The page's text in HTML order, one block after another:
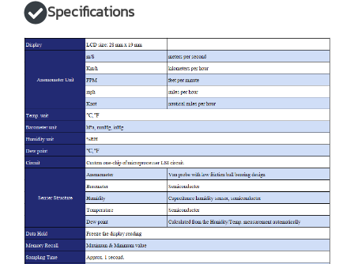
Specifications